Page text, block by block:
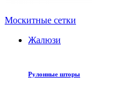
Москитные сетки
Жалюзи
Рулонные шторы